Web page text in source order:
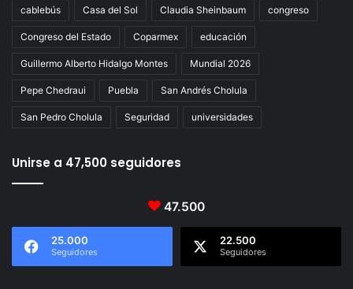
cablebús Casa del Sol Claudia Sheinbaum congreso
Congreso del Estado Coparmex educación
Guillermo Alberto Hidalgo Montes Mundial 2026
Pepe Chedraui Puebla San Andrés Cholula
San Pedro Cholula Seguridad universidades
Unirse a 47,500 seguidores
47.500
25.000
Seguidores
22.500
Seguidores